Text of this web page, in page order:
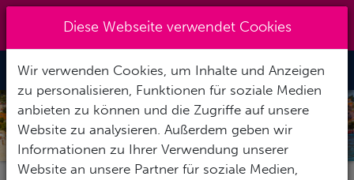
info@tauchzentrale.de
Toggle
KROATIEN
Diese Webseite verwendet Cookies
Wir verwenden Cookies, um Inhalte und Anzeigen
zu personalisieren, Funktionen für soziale Medien
anbieten zu können und die Zugriffe auf unsere
Website zu analysieren. Außerdem geben wir
Informationen zu Ihrer Verwendung unserer
Website an unsere Partner für soziale Medien,